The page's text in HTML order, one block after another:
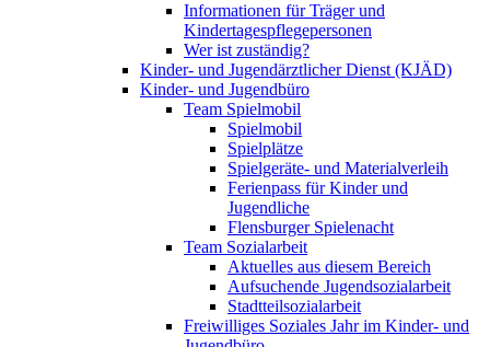
Informationen für Träger und
Kindertagespflegepersonen
Wer ist zuständig?
Kinder- und Jugendärztlicher Dienst (KJÄD)
Kinder- und Jugendbüro
Team Spielmobil
Spielmobil
Spielplätze
Spielgeräte- und Materialverleih
Ferienpass für Kinder und
Jugendliche
Flensburger Spielenacht
Team Sozialarbeit
Aktuelles aus diesem Bereich
Aufsuchende Jugendsozialarbeit
Stadtteilsozialarbeit
Freiwilliges Soziales Jahr im Kinder- und